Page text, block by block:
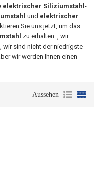
elektrischer Siliziumstahl -
und elektrischer
Sie uns jetzt, um das
zu erhalten. , wir
wir sind nicht der niedrigste
wir werden Ihnen einen
Aussehen